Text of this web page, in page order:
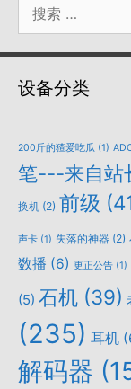
索：
设备分类
200斤的猹爱吃瓜 (1)
笔---来自站
换机 (2) 前级
声卡 (1) 失落的神器 (2)
数播 (6) 更正公告 (1)
(5) 石机 (39)
(235) 耳机
解码器